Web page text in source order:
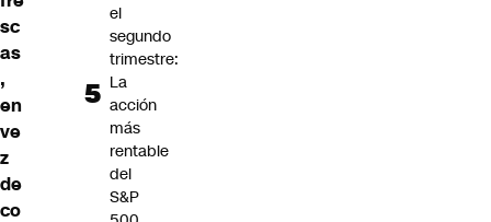
sc
as
,
en
ve
z
de
co
el
segundo
trimestre:
La
acción
más
rentable
del
S&P